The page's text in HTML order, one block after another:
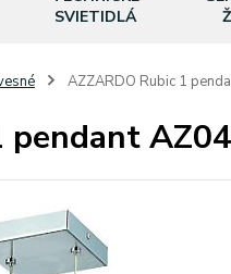
SVIETIDLÁ
AZZARDO Rubic 1
pendant